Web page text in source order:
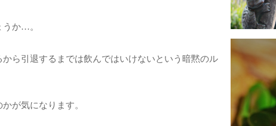
か…。
ら引退するまでは飲んではいけないという暗黙のル
が気になります。